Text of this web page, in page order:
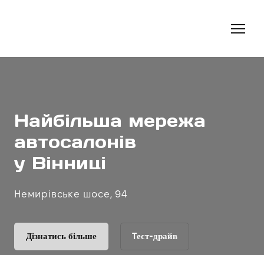
Найбільша мережа
автосалонів
у Вінниці
Немирівське шосе, 94
Дізнатись більше Tест-драйв